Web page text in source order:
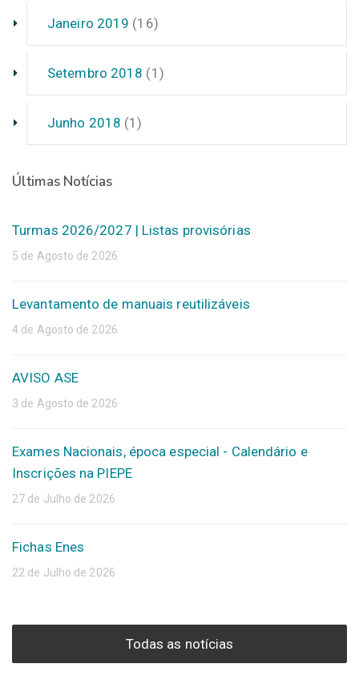
Janeiro 2019 (16)
Setembro 2018 (1)
Junho 2018 (1)
Últimas Notícias
Turmas 2026/2027 | Listas provisórias
5 de Agosto de 2026
Levantamento de manuais reutilizáveis
4 de Agosto de 2026
AVISO ASE
3 de Agosto de 2026
Exames Nacionais, época especial - Calendário e
Inscrições na PIEPE
27 de Julho de 2026
Fichas Enes
22 de Julho de 2026
Todas as notícias